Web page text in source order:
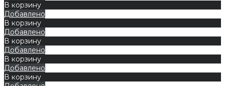
В корзину
Добавлено
В корзину
Добавлено
В корзину
Добавлено
В корзину
Добавлено
В корзину